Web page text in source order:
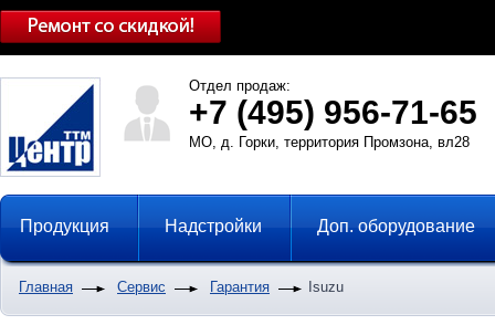
Отдел продаж:
+7 (495) 956-71-65
МО, д. Горки, территория Промзона, вл28
Продукция Надстройки Доп. оборудование
Главная Сервис Гарантия Isuzu